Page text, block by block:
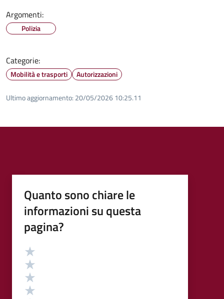
Argomenti:
Polizia
Categorie:
Mobilità e trasporti Autorizzazioni
Ultimo aggiornamento: 20/05/2026 10:25.11
Quanto sono chiare le
informazioni su questa
pagina?
Valutazione